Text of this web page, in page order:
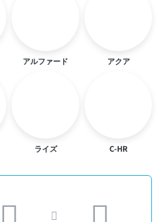
アルファード アクア
ライズ C-HR